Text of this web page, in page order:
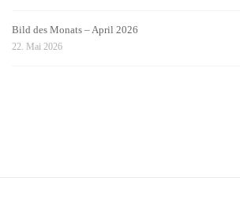
Bild des Monats – April 2026
22. Mai 2026